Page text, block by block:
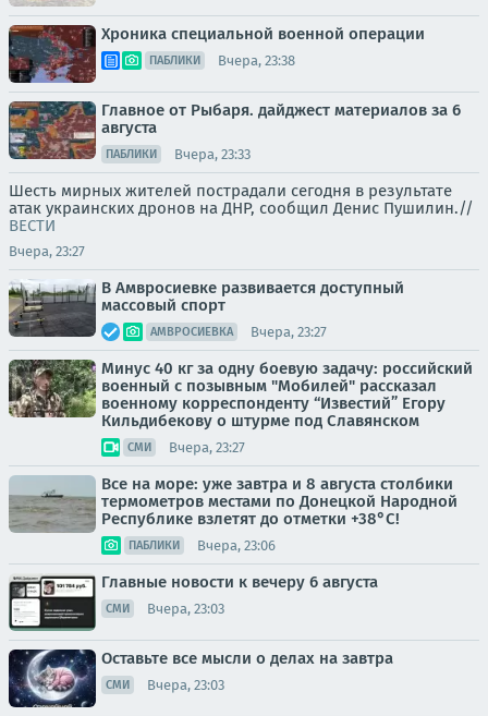
Хроника специальной военной операции
ПАБЛИКИ Вчера, 23:38
Главное от Рыбаря. дайджест материалов за 6
августа
ПАБЛИКИ Вчера, 23:33
Шесть мирных жителей пострадали сегодня в результате
атак украинских дронов на ДНР, сообщил Денис Пушилин.//
ВЕСТИ
Вчера, 23:27
В Амвросиевке развивается доступный
массовый спорт
АМВРОСИЕВКА Вчера, 23:27
Минус 40 кг за одну боевую задачу: российский
военный с позывным "Мобилей" рассказал
военному корреспонденту “Известий” Егору
Кильдибекову о штурме под Славянском
СМИ Вчера, 23:27
Все на море: уже завтра и 8 августа столбики
термометров местами по Донецкой Народной
Республике взлетят до отметки +38°C!
ПАБЛИКИ Вчера, 23:06
Главные новости к вечеру 6 августа
СМИ Вчера, 23:03
Оставьте все мысли о делах на завтра
СМИ Вчера, 23:03